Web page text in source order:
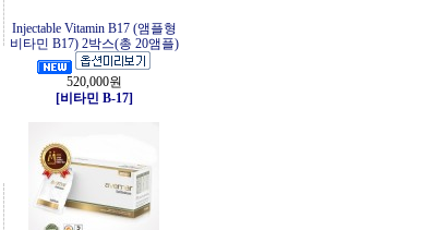
Injectable Vitamin B17 (앰플형
비타민 B17) 2박스(총 20앰플)
520,000원
[비타민 B-17]